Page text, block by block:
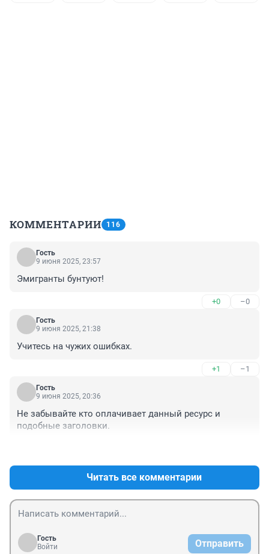
КОММЕНТАРИИ 116
Гость
9 июня 2025, 23:57
Эмигранты бунтуют!
+0 –0
Гость
9 июня 2025, 21:38
Учитесь на чужих ошибках.
+1 –1
Гость
9 июня 2025, 20:36
Не забывайте кто оплачивает данный ресурс и
подобные заголовки.
Читать все комментарии
Гость
Войти
Отправить